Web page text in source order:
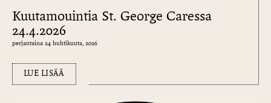
Kuutamouintia St. George Caressa
24.4.2026
perjantaina 24 huhtikuuta, 2026
LUE LISÄÄ